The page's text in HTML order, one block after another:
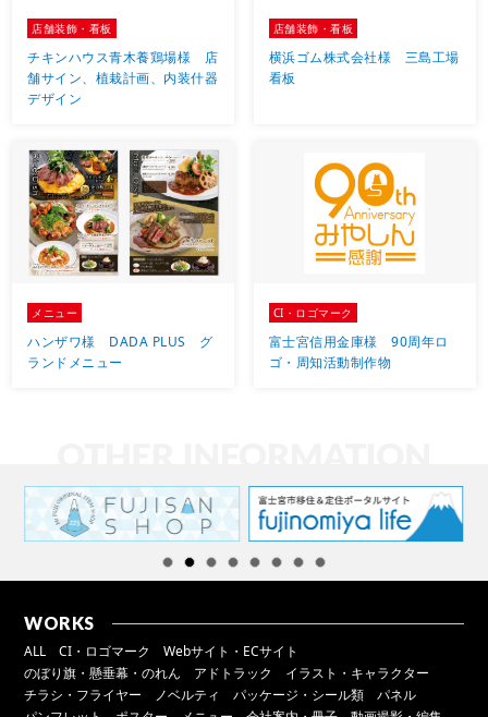
店舗装飾・看板
チキンハウス青木養鶏場様 店
舗サイン、植栽計画、内装什器
デザイン
店舗装飾・看板
横浜ゴム株式会社様 三島工場
看板
メニュー
ハンザワ様 DADA PLUS グ
ランドメニュー
CI・ロゴマーク
富士宮信用金庫様 90周年ロ
ゴ・周知活動制作物
WORKS
ALL CI・ロゴマーク
Webサイト・ECサイト
のぼり旗・懸垂幕・のれん
アドトラック
イラスト・キャラクター
チラシ・フライヤー
ノベルティ パッケージ・シール類
パネル